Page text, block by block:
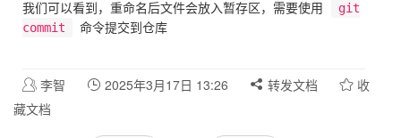
我们可以看到，重命名后文件会放入暂存区，需要使用
git
commit
命令提交到仓库
李智 2025年3月17日 13:26 转发文档
收
藏文档